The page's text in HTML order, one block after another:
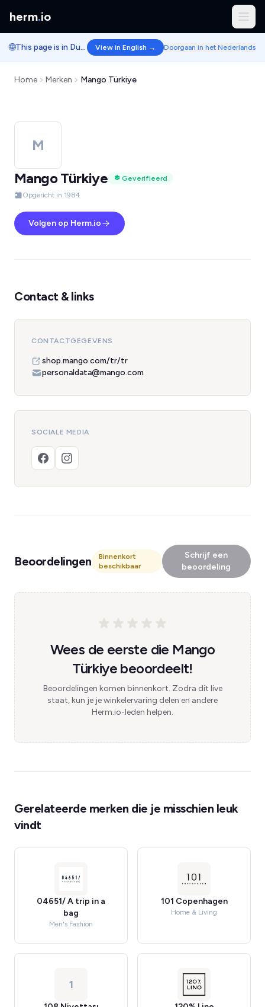
herm.io
🌐 This page is in Dutch. View in English → Doorgaan in het Nederlands
Home Merken Mango Türkiye
M
Mango Türkiye
Geverifieerd
Opgericht in 1984
Volgen op Herm.io
Contact & links
CONTACTGEGEVENS
shop.mango.com/tr/tr
personaldata@mango.com
SOCIALE MEDIA
Beoordelingen
Binnenkort
beschikbaar
Schrijf een
beoordeling
Wees de eerste die Mango
Türkiye beoordeelt!
Beoordelingen komen binnenkort. Zodra dit live
staat, kun je je winkelervaring delen en andere
Herm.io-leden helpen.
Gerelateerde merken die je misschien leuk
vindt
04651/ A trip in a
bag
Men's Fashion
101 Copenhagen
Home & Living
1